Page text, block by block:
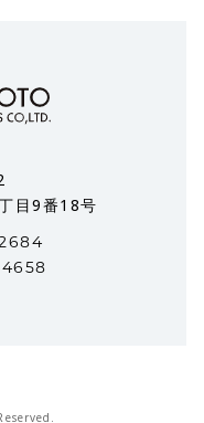
目9番18号